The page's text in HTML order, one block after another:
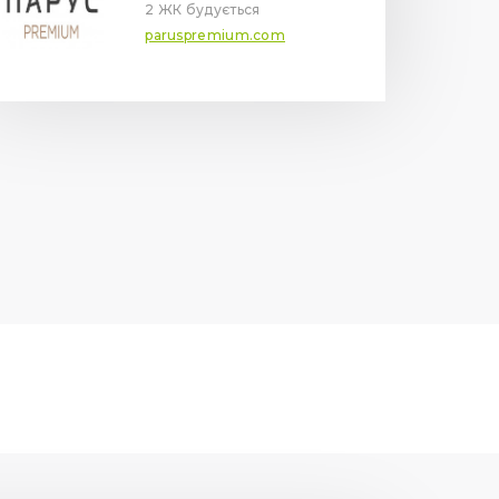
2 ЖК будується
paruspremium.com